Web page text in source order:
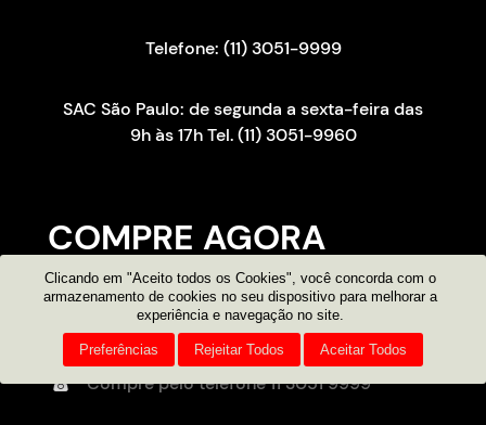
COMPRE AGORA
Consultor on-line
Atendimento por e-mail
Compre pelo telefone11 3051 9999
Telefone: (11) 3051-9999
SAC São Paulo: de segunda a sexta-feira das
9h às 17h Tel. (11) 3051-9960
Clicando em "Aceito todos os Cookies", você concorda com o
armazenamento de cookies no seu dispositivo para melhorar a
experiência e navegação no site.
Preferências Rejeitar Todos Aceitar Todos